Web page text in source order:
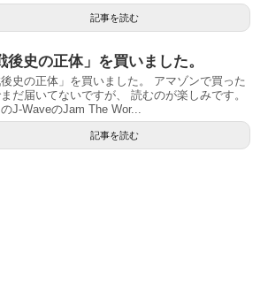
記事を読む
後史の正体」を買いました。
後史の正体」を買いました。 アマゾンで買った
だ届いてないですが、 読むのが楽しみです。
J-WaveのJam The Wor...
記事を読む